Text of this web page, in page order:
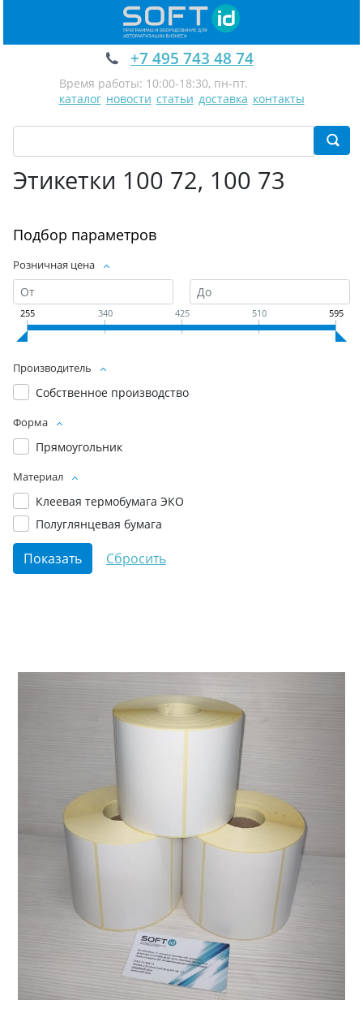
+7 495 743 48 74
Время работы: 10:00-18:30, пн-пт.
каталог новости статьи доставка контакты
Этикетки 100 72, 100 73
Подбор параметров
Розничная цена
255 340 425 510 595
Производитель
Собственное производство
Форма
Прямоугольник
Материал
Клеевая термобумага ЭКО
Полуглянцевая бумага